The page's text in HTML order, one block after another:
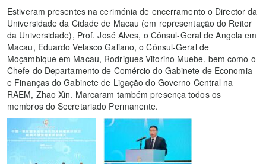
Estiveram presentes na cerimónia de encerramento o Director da
Universidade da Cidade de Macau (em representação do Reitor
da Universidade), Prof. José Alves, o Cônsul‑Geral de Angola em
Macau, Eduardo Velasco Galiano, o Cônsul‑Geral de
Moçambique em Macau, Rodrigues Vitorino Muebe, bem como o
Chefe do Departamento de Comércio do Gabinete de Economia
e Finanças do Gabinete de Ligação do Governo Central na
RAEM, Zhao Xin. Marcaram também presença todos os
membros do Secretariado Permanente.